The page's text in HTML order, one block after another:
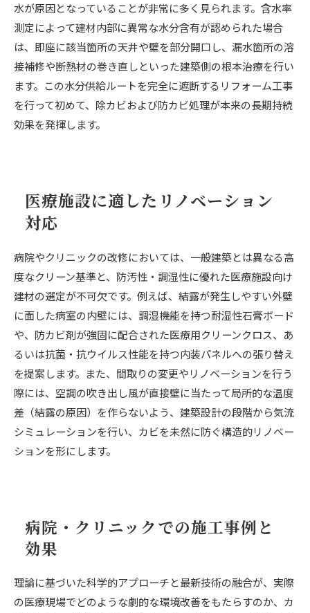
水が原因となっていることが非常に多く見られます。含水率
測定によって建材内部に異常な水分含有が認められた場合
は、即座に該当箇所の天井や壁を部分開口し、漏水箇所の溶
接補修や断熱材の巻き直しといった建築側の根本治療を行い
ます。この水分供給ルートを完全に遮断するリフォーム工事
を行って初めて、除カビおよび防カビ処理が本来の長期持続
効果を発揮します。
医療施設に適したリノベーション
対応
病院やクリニックの改修においては、一般建築とは異なる高
度なクリーン基準と、防汚性・調湿性に優れた医療施設向け
建材の選定が不可欠です。例えば、結露が発生しやすい外壁
に面した病室の内壁には、調湿機能を持つ耐湿性石膏ボード
や、防カビ剤が強固に配合された医療用クリーンクロス、あ
るいは抗菌・抗ウイルス性能を持つ内装パネルへの張り替え
を提案します。また、間取りの変更やリノベーションを行う
際には、空調の吹き出し風が直接壁に当たって局所的な温度
差（結露の原因）を作らないよう、建築設計の段階から気流
シミュレーションを行い、カビを未然に防ぐ構造的リノベー
ションを形にします。
病院・クリニックでの施工事例と
効果
理論に基づいた科学的アプローチと最新技術の融合が、実際
の医療現場でどのような劇的な環境改善をもたらすのか、カ